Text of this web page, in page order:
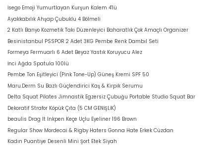
İsego Emoji Yumurtlayan Kurşun Kalem 4'lü
Ayakkabılık Ahşap Çubuklu 4 Bölmeli
2 Katlı Banyo Kozmetik Takı Düzenleyici Baharatlık Çok Amaçlı Organizer
Besinistanbul PSSPOR 2 Adet 3KG Pembe Renk Dambıl Seti
Formeya Fermuarlı 6 Adet Beyaz Yastık Koruyucu Alez
İnci Ağda Spatula 100lü
Pembe Ton Eşitleyici (Pink Tone-Up) Güneş Kremi SPF 50
Maru.Derm Su Bazlı Güçlendirici Kaş & Kirpik Serumu
Delta Squat Pilates Jimnastik Egzersiz Çubuğu Portable Studio Squat Bar
Dekoratif Strafor Köpük Çıta (5 CM GENİŞLİK)
beaulis Drag It Inkpen Keçe Uçlu Eyeliner 196 Brown
Regular Show Mordecai & Rigby Haters Gonna Hate Erkek Cüzdan
Kadın Puantiye Desenli Mini Şort Etek Siyah